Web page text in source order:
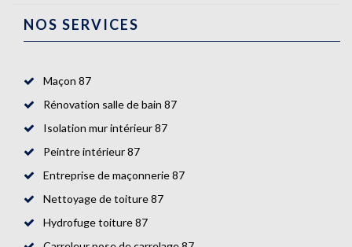
NOS SERVICES
Maçon 87
Rénovation salle de bain 87
Isolation mur intérieur 87
Peintre intérieur 87
Entreprise de maçonnerie 87
Nettoyage de toiture 87
Hydrofuge toiture 87